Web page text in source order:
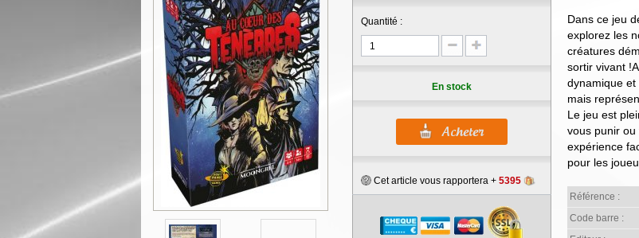
Quantité :
En stock
Cet article vous rapportera + 5395
Dans ce jeu
explorez les
créatures
sortir vivant
dynamique et
mais
Le jeu est
vous punir
expérience
pour les
Référence :
Code barre :